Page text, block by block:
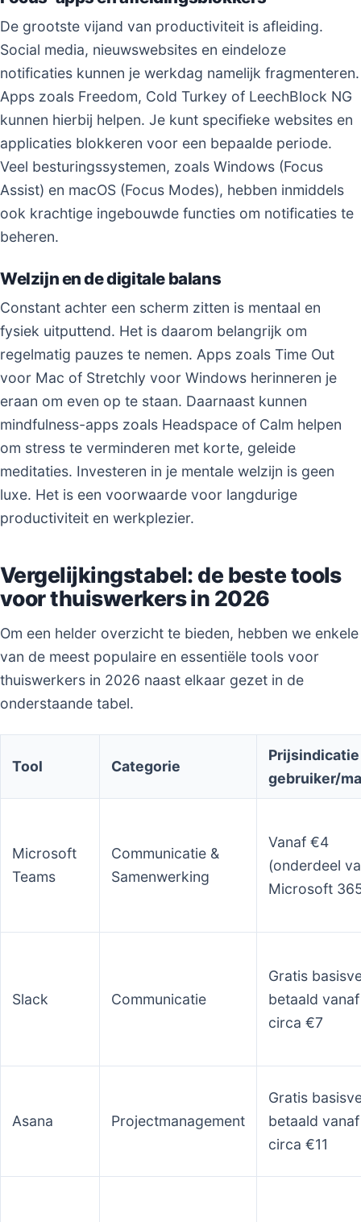
De grootste vijand van productiviteit is afleiding.
Social media, nieuwswebsites en eindeloze
notificaties kunnen je werkdag namelijk fragmenteren.
Apps zoals Freedom, Cold Turkey of LeechBlock NG
kunnen hierbij helpen. Je kunt specifieke websites en
applicaties blokkeren voor een bepaalde periode.
Veel besturingssystemen, zoals Windows (Focus
Assist) en macOS (Focus Modes), hebben inmiddels
ook krachtige ingebouwde functies om notificaties te
beheren.
Welzijn en de digitale balans
Constant achter een scherm zitten is mentaal en
fysiek uitputtend. Het is daarom belangrijk om
regelmatig pauzes te nemen. Apps zoals Time Out
voor Mac of Stretchly voor Windows herinneren je
eraan om even op te staan. Daarnaast kunnen
mindfulness-apps zoals Headspace of Calm helpen
om stress te verminderen met korte, geleide
meditaties. Investeren in je mentale welzijn is geen
luxe. Het is een voorwaarde voor langdurige
productiviteit en werkplezier.
Vergelijkingstabel: de beste tools
voor thuiswerkers in 2026
Om een helder overzicht te bieden, hebben we enkele
van de meest populaire en essentiële tools voor
thuiswerkers in 2026 naast elkaar gezet in de
onderstaande tabel.
Tool Categorie
gebruiker/
Microsoft
Teams
Communicatie &
Samenwerking
Vanaf €4
(onderdeel
Microsoft
Slack Communicatie
Gratis
betaald vanaf
circa €7
Asana Projectmanagement
Gratis
betaald vanaf
circa €11